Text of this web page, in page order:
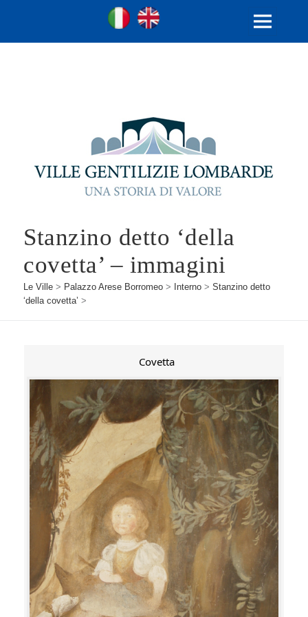
Ville Gentilizie Lombarde
Ita
MENU
Stanzino detto ‘della
covetta’ – immagini
Le Ville > Palazzo Arese Borromeo > Interno >Stanzino detto
‘della covetta’ >
Covetta